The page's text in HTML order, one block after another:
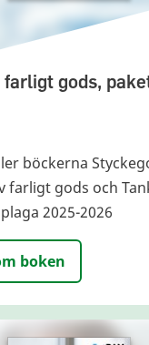
gods,
böckerna
farligt gods och
2025-2026
boken